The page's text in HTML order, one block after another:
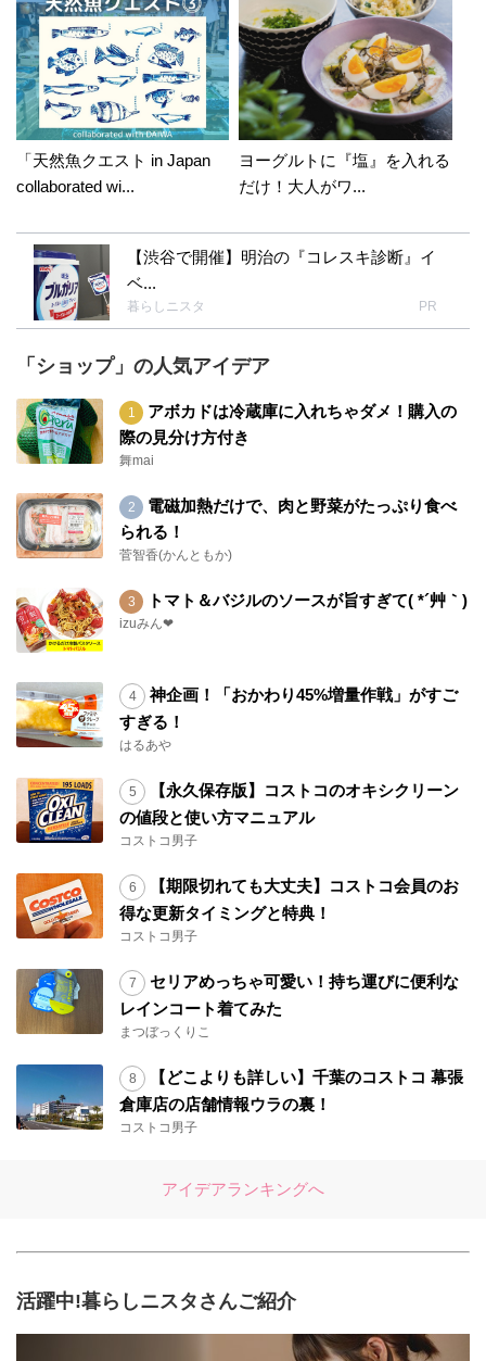
「天然魚クエスト in Japan
collaborated wi...
ヨーグルトに『塩』を入れる
だけ！大人がワ...
【渋谷で開催】明治の『コレスキ診断』イ
ベ...
暮らしニスタ PR
「ショップ」の人気アイデア
アボカドは冷蔵庫に入れちゃダメ！購入の
際の見分け方付き
舞mai
電磁加熱だけで、肉と野菜がたっぷり食べ
られる！
菅智香(かんともか)
トマト＆バジルのソースが旨すぎて( *´艸｀)
izuみん❤
神企画！「おかわり45%増量作戦」がすご
すぎる！
はるあや
【永久保存版】コストコのオキシクリーン
の値段と使い方マニュアル
コストコ男子
【期限切れても大丈夫】コストコ会員のお
得な更新タイミングと特典！
コストコ男子
セリアめっちゃ可愛い！持ち運びに便利な
レインコート着てみた
まつぼっくりこ
【どこよりも詳しい】千葉のコストコ 幕張
倉庫店の店舗情報ウラの裏！
コストコ男子
アイデアランキングへ
活躍中!暮らしニスタさんご紹介